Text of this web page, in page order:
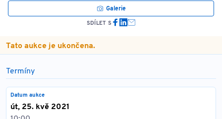
Galerie
SDÍLET S
Tato aukce je ukončena.
Termíny
Datum aukce
út, 25. kvě 2021